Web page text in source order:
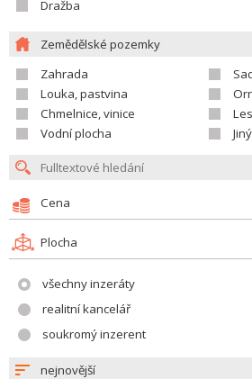
Dražba
Zemědělské pozemky
Zahrada
Louka, pastvina
Chmelnice, vinice
Vodní plocha
Cena
Plocha
všechny inzeráty
realitní kancelář
soukromý inzerent
nejnovější